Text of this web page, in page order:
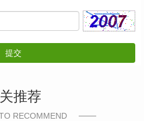
提交
推荐
RECOMMEND